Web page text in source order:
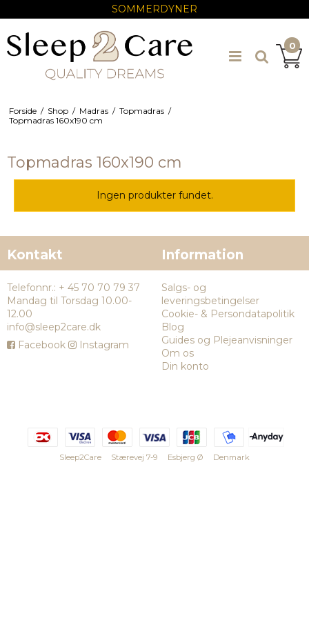
SOMMERDYNER
0
Forside / Shop / Madras / Topmadras /
Topmadras 160x190 cm
Topmadras 160x190 cm
Ingen produkter fundet.
Kontakt
Telefonnr.: + 45 70 70 79 37
Mandag til Torsdag 10.00-
12.00
info@sleep2care.dk
Facebook
Instagram
Sleep2Care Stærevej 7-9 Esbjerg Ø Denmark
Information
Salgs- og
leveringsbetingelser
Cookie- & Persondatapolitik
Blog
Guides og Plejeanvisninger
Om os
Din konto